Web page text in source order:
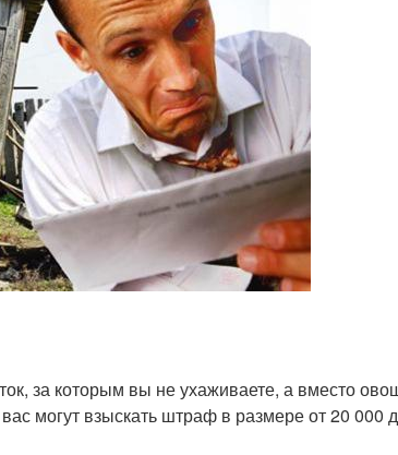
за которым вы не ухаживаете, а вместо
могут взыскать штраф в размере от 20 000